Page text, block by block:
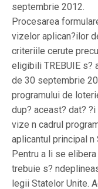
septembrie 2012.
Procesarea
vizelor aplican?ilor
criteriile cerute
eligibili TREBUIE s?
de 30 septembrie
programului de
dup? aceast? dat?
vize n cadrul
aplicantul principal n
Pentru a li se
trebuie s?
legii Statelor Unite.